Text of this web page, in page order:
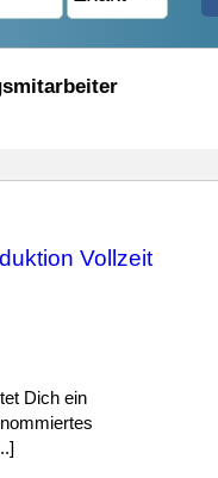
Vollzeit
Dich ein